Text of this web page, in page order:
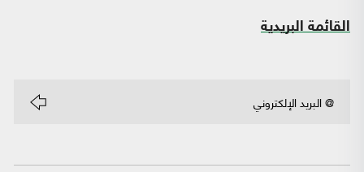
القائمة البريدية